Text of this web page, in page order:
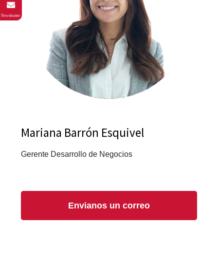
Mariana Barrón Esquivel
Gerente Desarrollo de Negocios
Envianos un correo
Newsleatter